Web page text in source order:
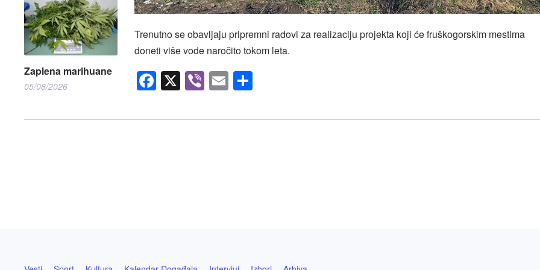
Zaplena marihuane
05/08/2026
Trenutno se obavljaju pripremni radovi za realizaciju projekta koji će fruškogorskim mestima
doneti više vode naročito tokom leta.
Facebook
X Viber
EmailShare